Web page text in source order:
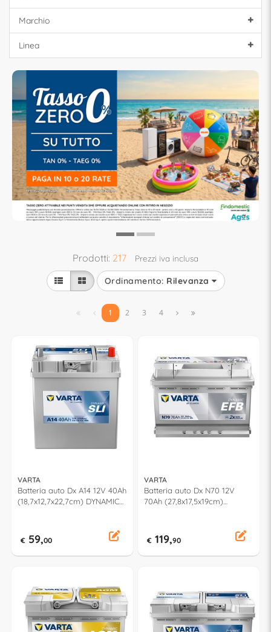
Marchio
Linea
Prodotti: 217 Prezzi iva inclusa
Ordinamento: Rilevanza
  1 2 3 4  
VARTA
Batteria auto Dx A14 12V 40Ah
(18,7x12,7x22,7cm) DYNAMIC
€ 59,00
VARTA
Batteria auto Dx N70 12V
70Ah (27,8x17,5x19cm)
€ 119,90